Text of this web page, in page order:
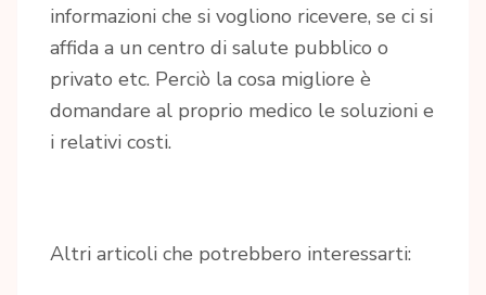
informazioni che si vogliono ricevere, se ci si
affida a un centro di salute pubblico o
privato etc. Perciò la cosa migliore è
domandare al proprio medico le soluzioni e
i relativi costi.
Altri articoli che potrebbero interessarti: